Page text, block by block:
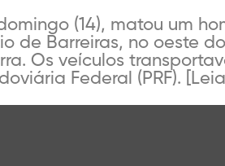
(14), matou um
de Barreiras, no oeste
Os veículos
Federal (PRF). [Leia